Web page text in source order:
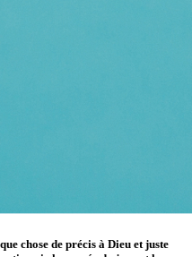
chose de précis à Dieu et juste